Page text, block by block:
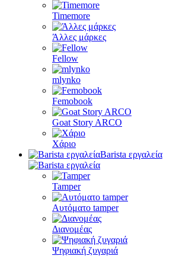
Timemore
Άλλες μάρκες
Fellow
mlynko
Femobook
Goat Story ARCO
Χάριο
Barista εργαλεία
Tamper
Αυτόματο tamper
Διανομέας
Ψηφιακή ζυγαριά